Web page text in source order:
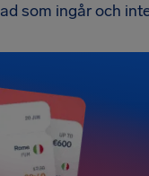
som ingår och